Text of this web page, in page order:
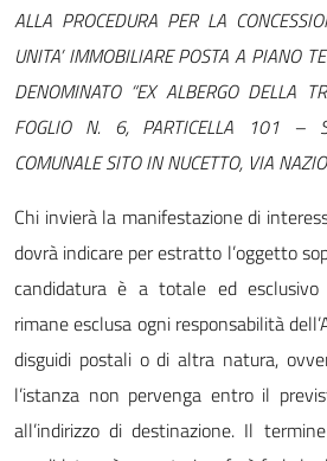
ALLA PROCEDURA PER LA
UNITA’ IMMOBILIARE POSTA A PIANO
DENOMINATO “EX ALBERGO DELLA
FOGLIO N. 6, PARTICELLA 101 –
COMUNALE SITO IN NUCETTO, VIA
Chi invierà la manifestazione di
dovrà indicare per estratto l’oggetto
candidatura è a totale ed
rimane esclusa ogni responsabilità
disguidi postali o di altra natura,
l’istanza non pervenga entro il
all’indirizzo di destinazione. Il